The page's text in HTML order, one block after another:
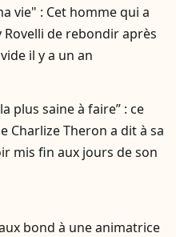
vie" : Cet homme qui a
Rovelli de rebondir après
il y a un an
plus saine à faire” : ce
Charlize Theron a dit à sa
mis fin aux jours de son
bond à une animatrice